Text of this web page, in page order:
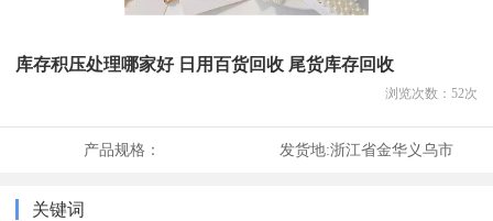
库存积压处理哪家好 日用百货回收 尾货库存回收
浏览次数： 52次
产品规格： 发货地:浙江省金华义乌市
关键词